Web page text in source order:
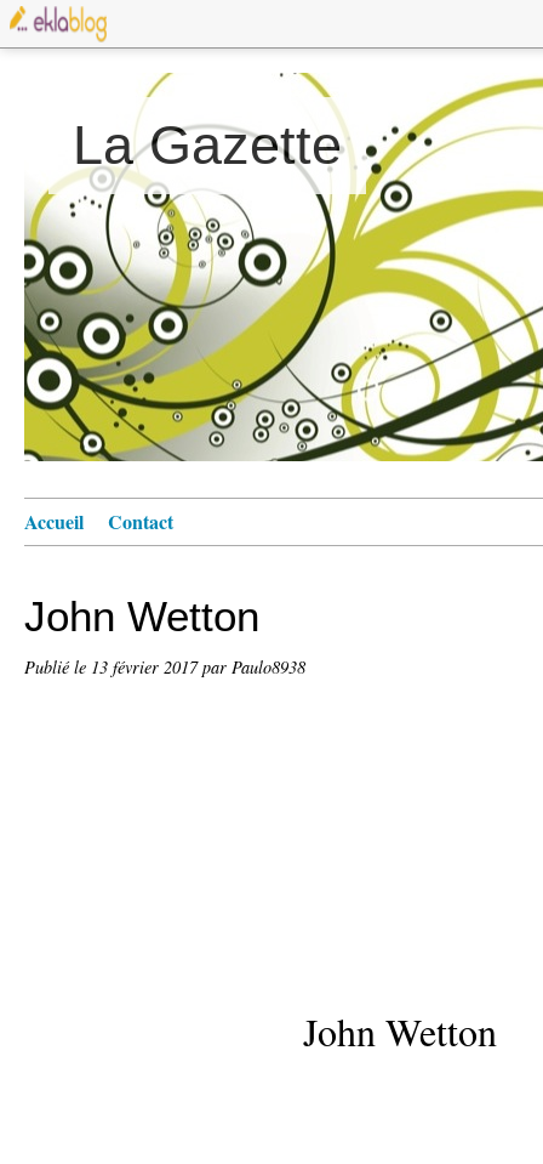
La Gazette
Accueil Contact
John Wetton
Publié le 13 février 2017par Paulo8938
John Wetton